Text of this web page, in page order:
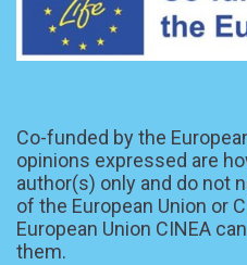
Co-funded by the
opinions expressed are
author(s) only and do not
of the European Union or
European Union CINEA
them.